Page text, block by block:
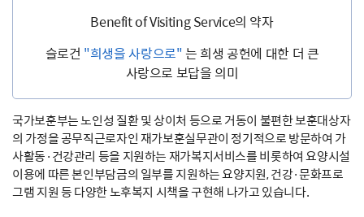
Benefit of Visiting Service의 약자
슬로건 "희생을 사랑으로"는 희생 공헌에 대한 더 큰
사랑으로 보답을 의미
국가보훈부는 노인성 질환 및 상이처 등으로 거동이 불편한 보훈대상자
의 가정을 공무직근로자인 재가보훈실무관이 정기적으로 방문하여 가
사활동·건강관리 등을 지원하는 재가복지서비스를 비롯하여 요양시설
이용에 따른 본인부담금의 일부를 지원하는 요양지원, 건강·문화프로
그램 지원 등 다양한 노후복지 시책을 구현해 나가고 있습니다.